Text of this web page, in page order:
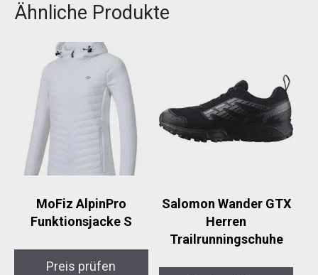
Ähnliche Produkte
MoFiz AlpinPro
Funktionsjacke S
Preis prüfen
Salomon Wander GTX
Herren
Trailrunningschuhe